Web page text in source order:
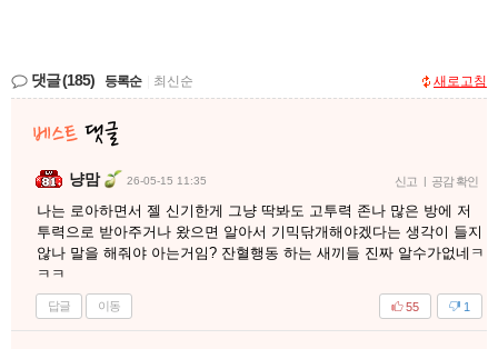
댓글(185) 등록순 최신순 새로고침
냥맘 26-05-15 11:35 신고 | 공감 확인
나는 로아하면서 젤 신기한게 그냥 딱봐도 고투력 존나 많은 방에 저
투력으로 받아주거나 왔으면 알아서 기믹닦개해야겠다는 생각이 들지
않나 말을 해줘야 아는거임? 잔혈행동 하는 새끼들 진짜 알수가없네ㅋ
ㅋㅋ
답글 이동 1
55